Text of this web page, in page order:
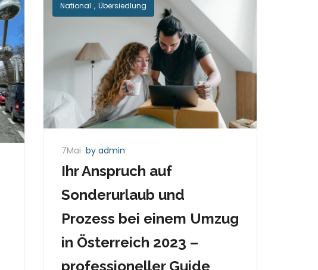
National , Übersiedlung
7Mai by admin
Ihr Anspruch auf
Sonderurlaub und
Prozess bei einem Umzug
in Österreich 2023 –
professioneller Guide